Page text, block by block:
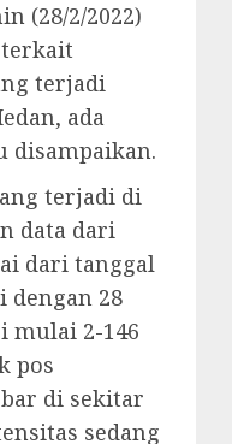
(28/2/2022)
terjadi
ada
disampaikan.
terjadi di
data dari
dari tanggal
dengan 28
mulai 2-146
pos
di sekitar
sedang